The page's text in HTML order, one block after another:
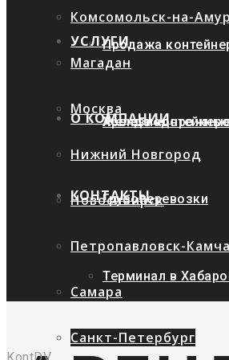
Комсомольск-на-
Магадан
Москва
Нижний Новгород
Новосибирск
Петропавловск-
Самара
Санкт-Петербург
Продажа
Аренда
УСЛУГИ
Железнодорожные
Грузоперевозки
Терминал в
О КОМПАНИИ
КОНТАКТЫ
KontDV